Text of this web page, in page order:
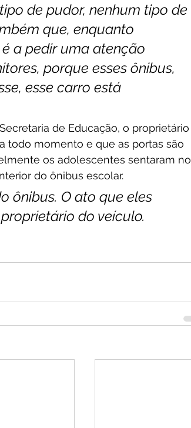
de pudor, nenhum tipo de
que, enquanto
a pedir uma atenção
porque esses ônibus,
esse carro está
de Educação, o proprietário
todo momento e que as portas são
os adolescentes sentaram no
do ônibus escolar.
ônibus. O ato que eles
do veículo.